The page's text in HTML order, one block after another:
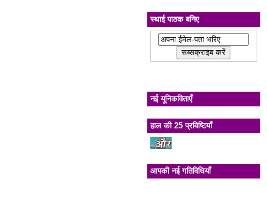
स्थाई पाठक बनिए
नई यूनिकविताएँ
हाल की 25 प्रविष्टियाँ
आपकी नई गतिविधियाँ